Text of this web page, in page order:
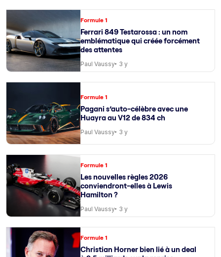
Formule 1
Ferrari 849 Testarossa : un nom
emblématique qui créée forcément
des attentes
Paul Vaussy 3 y
Formule 1
Pagani s’auto-célèbre avec une
Huayra au V12 de 834 ch
Paul Vaussy 3 y
Formule 1
Les nouvelles règles 2026
conviendront-elles à Lewis
Hamilton ?
Paul Vaussy 3 y
Formule 1
Christian Horner bien lié à un deal